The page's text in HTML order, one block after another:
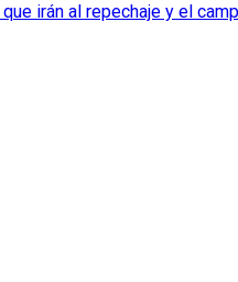
irán al repechaje y el